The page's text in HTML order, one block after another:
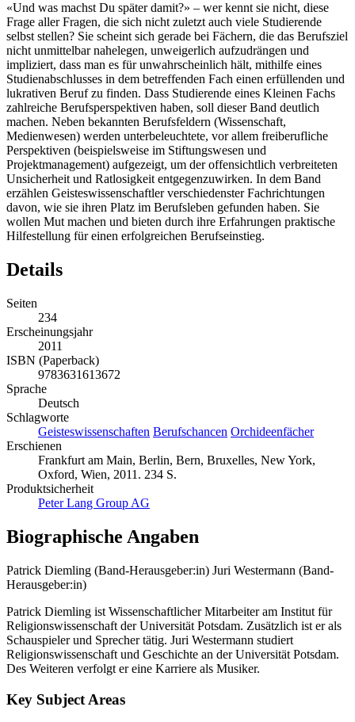
«Und was machst Du später damit?» – wer kennt sie nicht, diese
Frage aller Fragen, die sich nicht zuletzt auch viele Studierende
selbst stellen? Sie scheint sich gerade bei Fächern, die das Berufsziel
nicht unmittelbar nahelegen, unweigerlich aufzudrängen und
impliziert, dass man es für unwahrscheinlich hält, mithilfe eines
Studienabschlusses in dem betreffenden Fach einen erfüllenden und
lukrativen Beruf zu finden. Dass Studierende eines Kleinen Fachs
zahlreiche Berufsperspektiven haben, soll dieser Band deutlich
machen. Neben bekannten Berufsfeldern (Wissenschaft,
Medienwesen) werden unterbeleuchtete, vor allem freiberufliche
Perspektiven (beispielsweise im Stiftungswesen und
Projektmanagement) aufgezeigt, um der offensichtlich verbreiteten
Unsicherheit und Ratlosigkeit entgegenzuwirken. In dem Band
erzählen Geisteswissenschaftler verschiedenster Fachrichtungen
davon, wie sie ihren Platz im Berufsleben gefunden haben. Sie
wollen Mut machen und bieten durch ihre Erfahrungen praktische
Hilfestellung für einen erfolgreichen Berufseinstieg.
Details
Seiten
234
Erscheinungsjahr
2011
ISBN (Paperback)
9783631613672
Sprache
Deutsch
Schlagworte
Geisteswissenschaften Berufschancen Orchideenfächer
Erschienen
Frankfurt am Main, Berlin, Bern, Bruxelles, New York,
Oxford, Wien, 2011. 234 S.
Produktsicherheit
Peter Lang Group AG
Biographische Angaben
Patrick Diemling (Band-Herausgeber:in) Juri Westermann (Band-
Herausgeber:in)
Patrick Diemling ist Wissenschaftlicher Mitarbeiter am Institut für
Religionswissenschaft der Universität Potsdam. Zusätzlich ist er als
Schauspieler und Sprecher tätig. Juri Westermann studiert
Religionswissenschaft und Geschichte an der Universität Potsdam.
Des Weiteren verfolgt er eine Karriere als Musiker.
Key Subject Areas